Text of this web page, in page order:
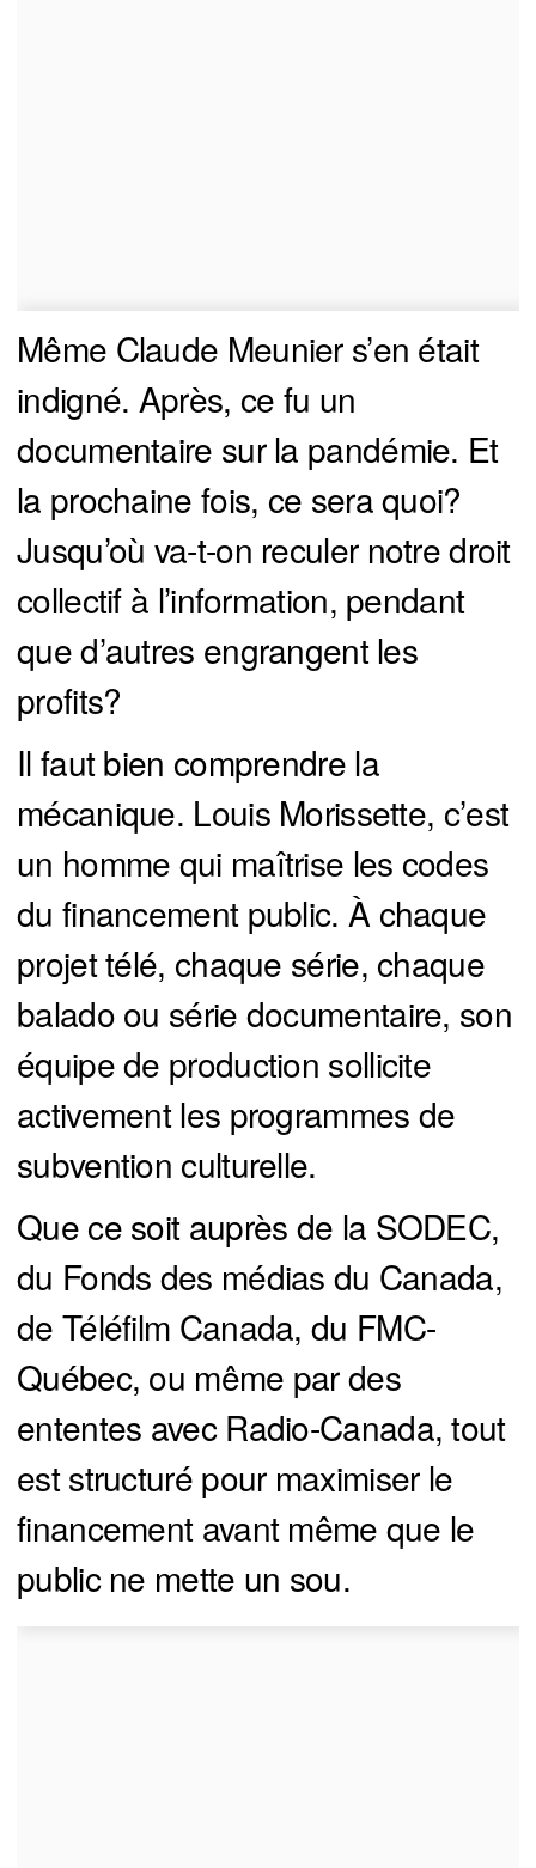
Même Claude Meunier s’en était
indigné. Après, ce fu un
documentaire sur la pandémie. Et
la prochaine fois, ce sera quoi?
Jusqu’où va-t-on reculer notre droit
collectif à l’information, pendant
que d’autres engrangent les
profits?
Il faut bien comprendre la
mécanique. Louis Morissette, c’est
un homme qui maîtrise les codes
du financement public. À chaque
projet télé, chaque série, chaque
balado ou série documentaire, son
équipe de production sollicite
activement les programmes de
subvention culturelle.
Que ce soit auprès de la SODEC,
du Fonds des médias du Canada,
de Téléfilm Canada, du FMC-
Québec, ou même par des
ententes avec Radio-Canada, tout
est structuré pour maximiser le
financement avant même que le
public ne mette un sou.